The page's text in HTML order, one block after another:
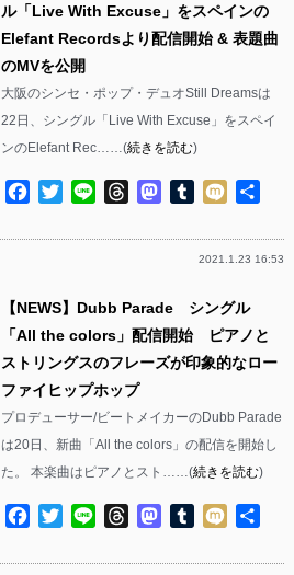
ル「Live With Excuse」をスペインの
Elefant Recordsより配信開始 & 表題曲
のMVを公開
大阪のシンセ・ポップ・デュオStill Dreamsは
22日、シングル「Live With Excuse」をスペイ
ンのElefant Rec……(続きを読む)
Facebook
TwitterLine ThreadsMastodon
Tumblr
Mixi
2021.1.23 16:53
【NEWS】Dubb Parade シングル
「All the colors」配信開始 ピアノと
ストリングスのフレーズが印象的なロー
ファイヒップホップ
プロデューサー/ビートメイカーのDubb Parade
は20日、新曲「All the colors」の配信を開始し
た。 本楽曲はピアノとスト……(続きを読む)
Facebook
TwitterLine ThreadsMastodon
Tumblr
Mixi